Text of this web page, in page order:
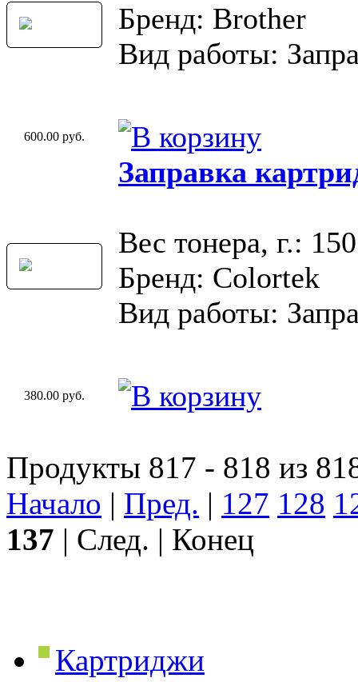
Бренд: Brother
Вид работы:
600.00 руб.
Заправка
Вес тонера, г.: 150
Бренд: Colortek
Вид работы:
380.00 руб.
Продукты 817 - 818 из
Начало | Пред. | 127 128
137 | След. | Конец
Картриджи